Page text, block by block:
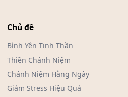
Chủ đề
Bình Yên Tinh Thần
Thiền Chánh Niệm
Chánh Niệm Hằng Ngày
Giảm Stress Hiệu Quả